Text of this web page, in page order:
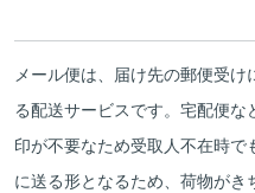
メール便は、届け先の郵便受
る配送サービスです。宅配便
印が不要なため受取人不在時
に送る形となるため、荷物が